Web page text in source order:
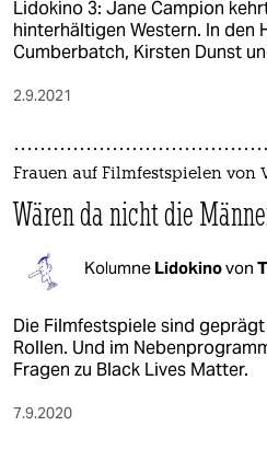
Lidokino 3: Jane Campion
hinterhältigen Western. In den
Cumberbatch, Kirsten Dunst
2.9.2021
Frauen auf Filmfestspielen von
Wären da nicht die
Kolumne Lidokinovon
Die Filmfestspiele sind
Rollen. Und im
Fragen zu Black Lives Matter.
7.9.2020